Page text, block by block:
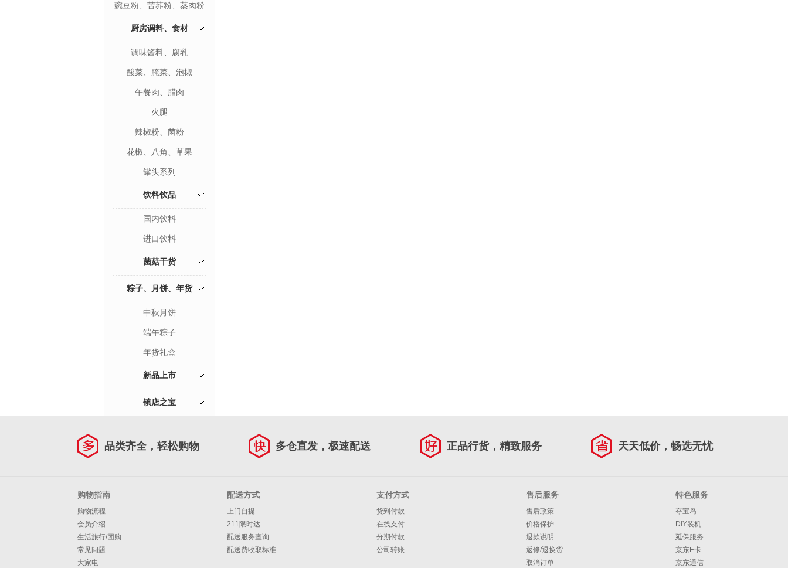
豌豆粉、苦荞粉、蒸肉粉
厨房调料、食材
调味酱料、腐乳
酸菜、腌菜、泡椒
午餐肉、腊肉
火腿
辣椒粉、菌粉
花椒、八角、草果
罐头系列
饮料饮品
国内饮料
进口饮料
菌菇干货
粽子、月饼、年货
中秋月饼
端午粽子
年货礼盒
新品上市
镇店之宝
品类齐全，轻松购物 多仓直发，极速配送 正品行货，精致服务 天天低价，畅选无忧
购物指南
购物流程
会员介绍
生活旅行/团购
常见问题
大家电
配送方式
上门自提
211限时达
配送服务查询
配送费收取标准
支付方式
货到付款
在线支付
分期付款
公司转账
售后服务
售后政策
价格保护
退款说明
返修/退换货
取消订单
特色服务
夺宝岛
DIY装机
延保服务
京东E卡
京东通信